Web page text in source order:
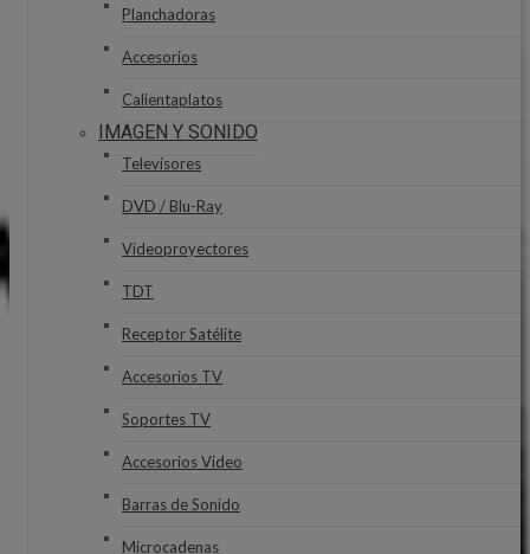
Planchadoras
Accesorios
Calientaplatos
IMAGEN Y SONIDO
Televisores
DVD / Blu-Ray
Videoproyectores
TDT
Receptor Satélite
Accesorios TV
Soportes TV
Accesorios Video
Barras de Sonido
Microcadenas